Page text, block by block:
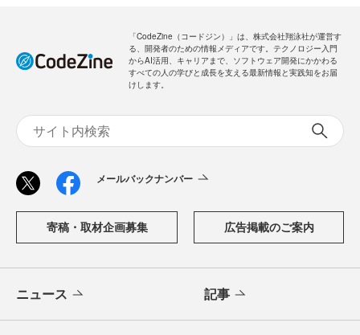
「CodeZine（コードジン）」は、株式会社翔泳社が運営す
る、開発者のための情報メディアです。テクノロジー入門
からAI活用、キャリアまで、ソフトウェア開発にかかわる
すべての人の学びと成長を支える最新情報と実践知をお届
けします。
メールバックナンバー
寄稿・取材企画募集 広告掲載のご案内
ニュース 記事